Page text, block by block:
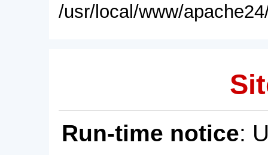
/usr/local/www/
Run-time notice: